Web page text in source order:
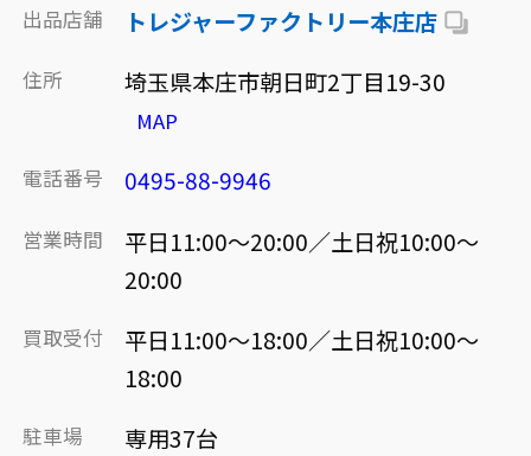
出品店舗 トレジャーファクトリー本庄店
住所 埼玉県本庄市朝日町2丁目19-30
MAP
電話番号 0495-88-9946
営業時間
平日11:00～20:00／土日祝10:00～
20:00
買取受付
平日11:00～18:00／土日祝10:00～
18:00
駐車場 専用37台